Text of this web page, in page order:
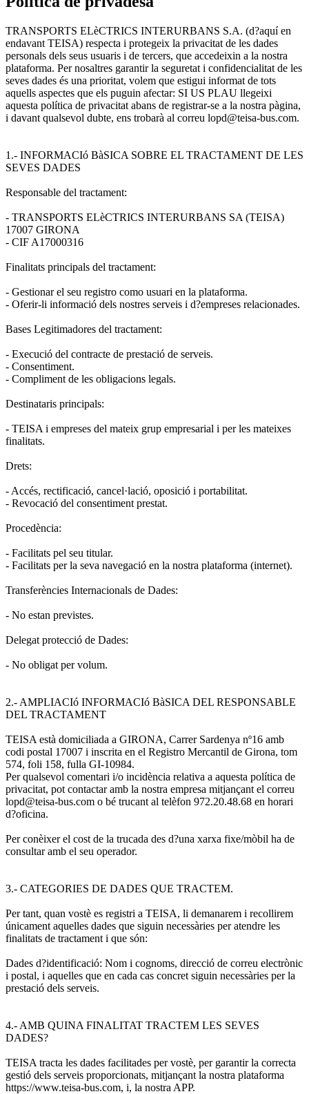
TRANSPORTS ELèCTRICS INTERURBANS S.A. (d?aquí en
endavant TEISA) respecta i protegeix la privacitat de les dades
personals dels seus usuaris i de tercers, que accedeixin a la nostra
plataforma. Per nosaltres garantir la seguretat i confidencialitat de les
seves dades és una prioritat, volem que estigui informat de tots
aquells aspectes que els puguin afectar: SI US PLAU llegeixi
aquesta política de privacitat abans de registrar-se a la nostra pàgina,
i davant qualsevol dubte, ens trobarà al correu lopd@teisa-bus.com.
1.- INFORMACIó BàSICA SOBRE EL TRACTAMENT DE LES
SEVES DADES
Responsable del tractament:
- TRANSPORTS ELèCTRICS INTERURBANS SA (TEISA)
17007 GIRONA
- CIF A17000316
Finalitats principals del tractament:
- Gestionar el seu registro como usuari en la plataforma.
- Oferir-li informació dels nostres serveis i d?empreses relacionades.
Bases Legitimadores del tractament:
- Execució del contracte de prestació de serveis.
- Consentiment.
- Compliment de les obligacions legals.
Destinataris principals:
- TEISA i empreses del mateix grup empresarial i per les mateixes
finalitats.
Drets:
- Accés, rectificació, cancel·lació, oposició i portabilitat.
- Revocació del consentiment prestat.
Procedència:
- Facilitats pel seu titular.
- Facilitats per la seva navegació en la nostra plataforma (internet).
Transferències Internacionals de Dades:
- No estan previstes.
Delegat protecció de Dades:
- No obligat per volum.
2.- AMPLIACIó INFORMACIó BàSICA DEL RESPONSABLE
DEL TRACTAMENT
TEISA està domiciliada a GIRONA, Carrer Sardenya nº16 amb
codi postal 17007 i inscrita en el Registro Mercantil de Girona, tom
574, foli 158, fulla GI-10984.
Per qualsevol comentari i/o incidència relativa a aquesta política de
privacitat, pot contactar amb la nostra empresa mitjançant el correu
lopd@teisa-bus.com o bé trucant al telèfon 972.20.48.68 en horari
d?oficina.
Per conèixer el cost de la trucada des d?una xarxa fixe/mòbil ha de
consultar amb el seu operador.
3.- CATEGORIES DE DADES QUE TRACTEM.
Per tant, quan vostè es registri a TEISA, li demanarem i recollirem
únicament aquelles dades que siguin necessàries per atendre les
finalitats de tractament i que són:
Dades d?identificació: Nom i cognoms, direcció de correu electrònic
i postal, i aquelles que en cada cas concret siguin necessàries per la
prestació dels serveis.
4.- AMB QUINA FINALITAT TRACTEM LES SEVES
DADES?
TEISA tracta les dades facilitades per vostè, per garantir la correcta
gestió dels serveis proporcionats, mitjançant la nostra plataforma
https://www.teisa-bus.com, i, la nostra APP.